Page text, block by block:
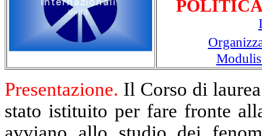
Presentazione. Il Corso di
stato istituito per fare fronte